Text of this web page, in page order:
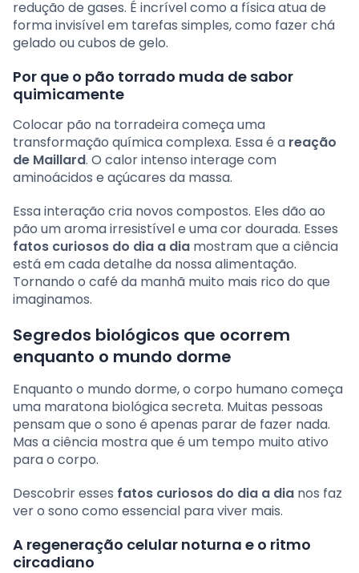
redução de gases. É incrível como a física atua de
forma invisível em tarefas simples, como fazer chá
gelado ou cubos de gelo.
Por que o pão torrado muda de sabor
quimicamente
Colocar pão na torradeira começa uma
transformação química complexa. Essa é a reação
de Maillard. O calor intenso interage com
aminoácidos e açúcares da massa.
Essa interação cria novos compostos. Eles dão ao
pão um aroma irresistível e uma cor dourada. Esses
fatos curiosos do dia a dia mostram que a ciência
está em cada detalhe da nossa alimentação.
Tornando o café da manhã muito mais rico do que
imaginamos.
Segredos biológicos que ocorrem
enquanto o mundo dorme
Enquanto o mundo dorme, o corpo humano começa
uma maratona biológica secreta. Muitas pessoas
pensam que o sono é apenas parar de fazer nada.
Mas a ciência mostra que é um tempo muito ativo
para o corpo.
Descobrir esses fatos curiosos do dia a dia nos faz
ver o sono como essencial para viver mais.
A regeneração celular noturna e o ritmo
circadiano